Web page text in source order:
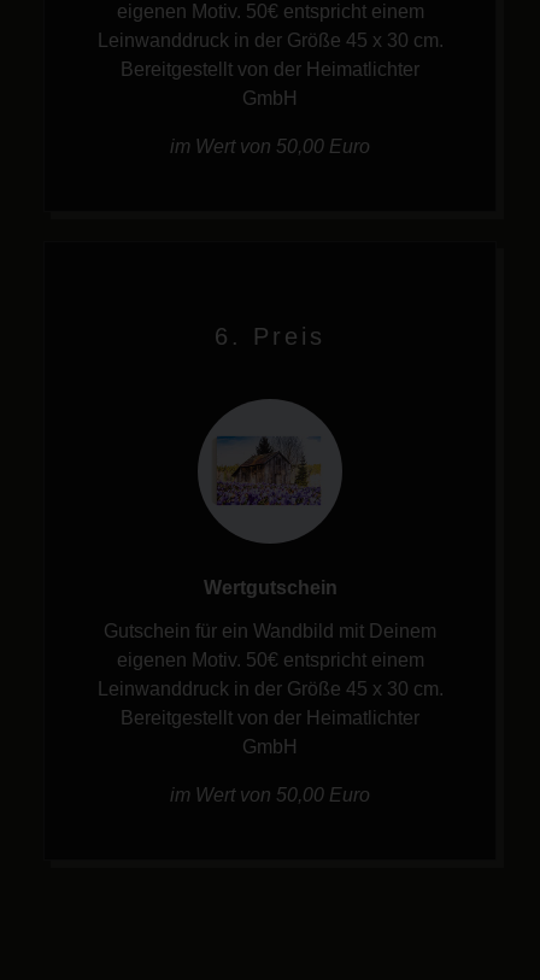
eigenen Motiv. 50€ entspricht einem
Leinwanddruck in der Größe 45 x 30 cm.
Bereitgestellt von der Heimatlichter
GmbH
im Wert von 50,00 Euro
6. Preis
Wertgutschein
Gutschein für ein Wandbild mit Deinem
eigenen Motiv. 50€ entspricht einem
Leinwanddruck in der Größe 45 x 30 cm.
Bereitgestellt von der Heimatlichter
GmbH
im Wert von 50,00 Euro